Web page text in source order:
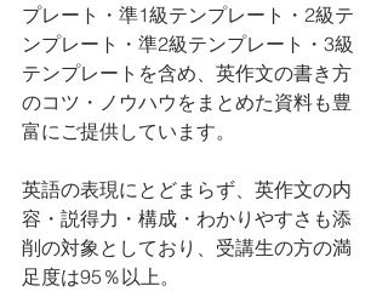
プレート・準1級テンプレート・2級テ
ンプレート・準2級テンプレート・3級
テンプレートを含め、英作文の書き方
のコツ・ノウハウをまとめた資料も豊
富にご提供しています。
英語の表現にとどまらず、英作文の内
容・説得力・構成・わかりやすさも添
削の対象としており、受講生の方の満
足度は95％以上。